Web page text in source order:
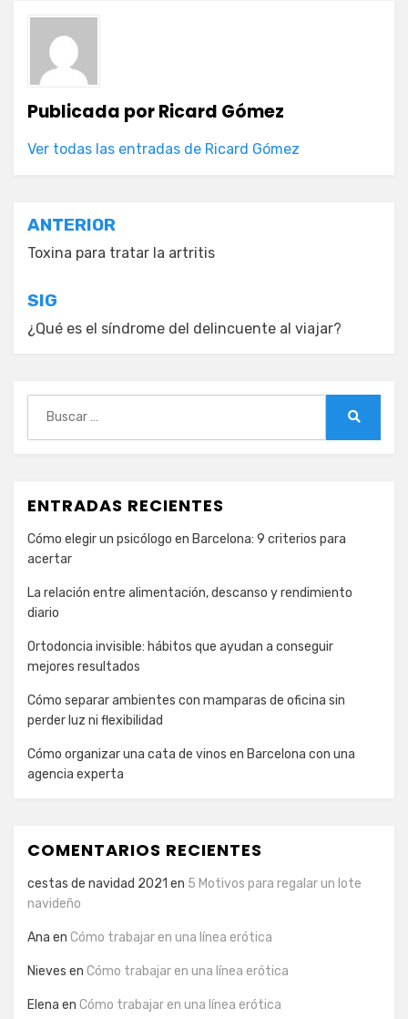
Publicada porRicard Gómez
Ver todas las entradas de Ricard Gómez
Navegación
de
entradas
ANTERIOR
Toxina para tratar la artritis
SIG
¿Qué es el síndrome del delincuente al viajar?
ENTRADAS RECIENTES
Cómo elegir un psicólogo en Barcelona: 9 criterios para
acertar
La relación entre alimentación, descanso y rendimiento
diario
Ortodoncia invisible: hábitos que ayudan a conseguir
mejores resultados
Cómo separar ambientes con mamparas de oficina sin
perder luz ni flexibilidad
Cómo organizar una cata de vinos en Barcelona con una
agencia experta
COMENTARIOS RECIENTES
cestas de navidad 2021 en 5 Motivos para regalar un lote
navideño
Ana en Cómo trabajar en una línea erótica
Nieves en Cómo trabajar en una línea erótica
Elena en Cómo trabajar en una línea erótica